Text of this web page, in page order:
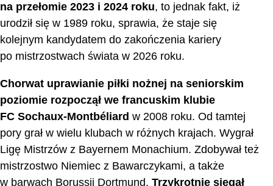
na przełomie 2023 i 2024 roku, to jednak fakt, iż
urodził się w 1989 roku, sprawia, że staje się
kolejnym kandydatem do zakończenia kariery
po mistrzostwach świata w 2026 roku.
Chorwat uprawianie piłki nożnej na seniorskim
poziomie rozpoczął we francuskim klubie
FC Sochaux-Montbéliard w 2008 roku. Od tamtej
pory grał w wielu klubach w różnych krajach. Wygrał
Ligę Mistrzów z Bayernem Monachium. Zdobywał też
mistrzostwo Niemiec z Bawarczykami, a także
w barwach Borussii Dortmund. Trzykrotnie sięgał